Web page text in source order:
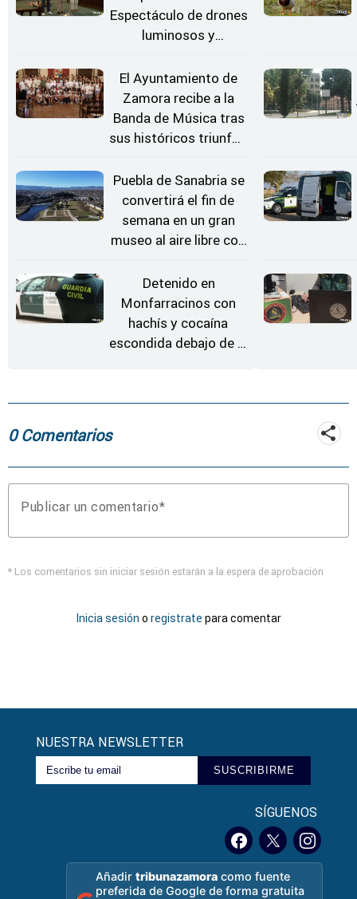
Espectáculo de drones
luminosos y
Estrellas
El Ayuntamiento de
Zamora recibe a la
Banda de Música tras
sus históricos triunfos
Puebla de Sanabria se
convertirá el fin de
semana en un gran
museo al aire libre con
Detenido en
Monfarracinos con
hachís y cocaína
escondida debajo de la
0 Comentarios
Publicar un comentario
* Los comentarios sin iniciar sesión estarán a la espera de aprobación
Inicia sesión o registrate para comentar
NUESTRA NEWSLETTER
SUSCRIBIRME
SÍGUENOS
Añadirtribunazamora como fuente
preferida de Google de forma gratuita